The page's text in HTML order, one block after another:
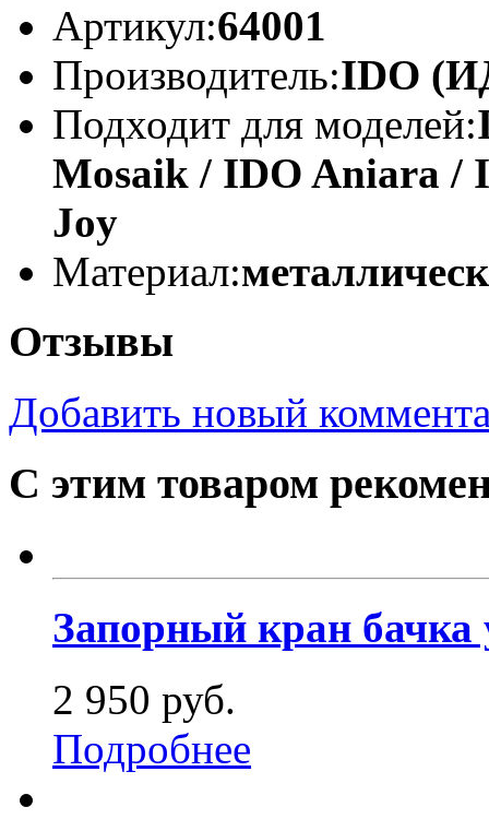
Артикул:64001
Производитель:IDO
Подходит для моделей:
Mosaik / IDO Aniara /
Joy
Материал:
Отзывы
Добавить новый
С этим товаром
Запорный кран бачка
2 950 руб.
Подробнее